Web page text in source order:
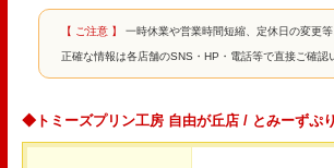
【 ご注意 】 一時休業や営業時間短縮、定休日の変更
正確な情報は各店舗のSNS・HP・電話等で直接ご確
◆トミーズプリン工房 自由が丘店 / とみーずぷ